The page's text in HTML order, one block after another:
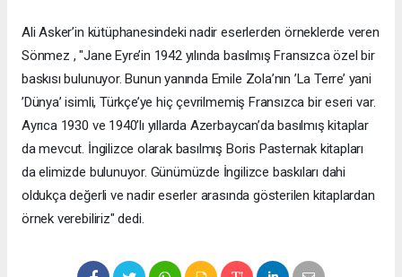
Ali Asker’in kütüphanesindeki nadir eserlerden örneklerde veren
Sönmez , "Jane Eyre’in 1942 yılında basılmış Fransızca özel bir
baskısı bulunuyor. Bunun yanında Emile Zola’nın ’La Terre’ yani
’Dünya’ isimli, Türkçe’ye hiç çevrilmemiş Fransızca bir eseri var.
Ayrıca 1930 ve 1940’lı yıllarda Azerbaycan’da basılmış kitaplar
da mevcut. İngilizce olarak basılmış Boris Pasternak kitapları
da elimizde bulunuyor. Günümüzde İngilizce baskıları dahi
oldukça değerli ve nadir eserler arasında gösterilen kitaplardan
örnek verebiliriz" dedi.